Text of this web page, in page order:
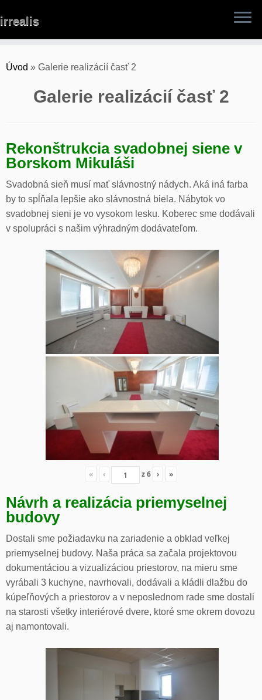
to
irrealis
Úvod » Galerie realizácií časť 2
Galerie realizácií časť 2
Rekonštrukcia svadobnej siene v
Borskom Mikuláši
Svadobná sieň musí mať slávnostný nádych. Aká iná farba
by to spĺňala lepšie ako slávnostná biela. Nábytok vo
svadobnej sieni je vo vysokom lesku. Koberec sme dodávali
v spolupráci s našim výhradným dodávateľom.
« ‹ z6 › »
Návrh a realizácia priemyselnej
budovy
Dostali sme požiadavku na zariadenie a obklad veľkej
priemyselnej budovy. Naša práca sa začala projektovou
dokumentáciou a vizualizáciou priestorov, na mieru sme
vyrábali 3 kuchyne, navrhovali, dodávali a kládli dlažbu do
kúpeľňových a priestorov a v neposlednom rade sme dostali
na starosti všetky interiérové dvere, ktoré sme okrem dovozu
aj namontovali.